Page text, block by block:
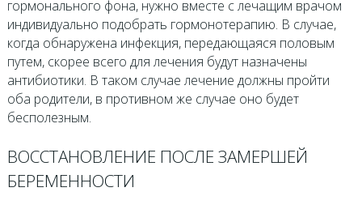
гормонального фона, нужно вместе с лечащим врачом
индивидуально подобрать гормонотерапию. В случае,
когда обнаружена инфекция, передающаяся половым
путем, скорее всего для лечения будут назначены
антибиотики. В таком случае лечение должны пройти
оба родители, в противном же случае оно будет
бесполезным.
ВОССТАНОВЛЕНИЕ ПОСЛЕ ЗАМЕРШЕЙ
БЕРЕМЕННОСТИ